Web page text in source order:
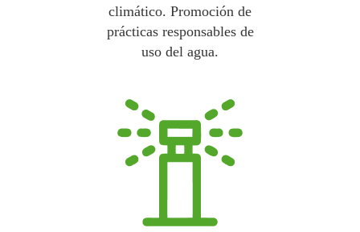
climático. Promoción de
prácticas responsables de
uso del agua.